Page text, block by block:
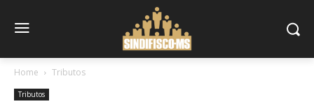
Home Tributos
Tributos